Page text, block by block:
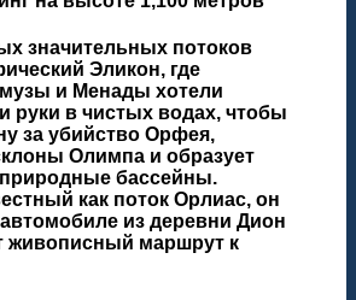
значительных потоков
Эликон, где
и Менады хотели
руки в чистых водах, чтобы
за убийство Орфея,
Олимпа и образует
бассейны.
как поток Орлиас, он
из деревни Дион
живописный маршрут к